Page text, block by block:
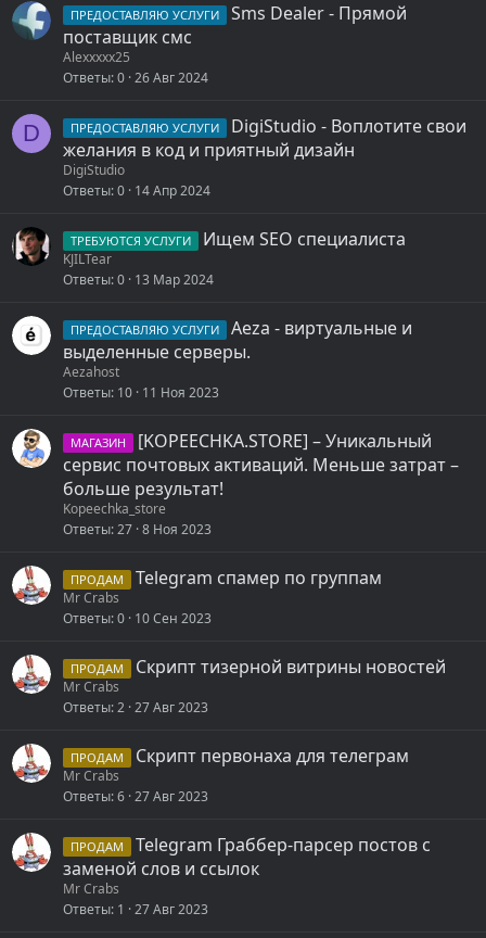
ПРЕДОСТАВЛЯЮ УСЛУГИ
Sms Dealer - Прямой
поставщик смс
Alexxxxx25
Ответы 0 26 Авг 2024
D ПРЕДОСТАВЛЯЮ УСЛУГИ
DigiStudio - Воплотите свои
желания в код и приятный дизайн
DigiStudio
Ответы 0 14 Апр 2024
ТРЕБУЮТСЯ УСЛУГИ Ищем SEO специалиста
KJILTear
Ответы 0 13 Мар 2024
ПРЕДОСТАВЛЯЮ УСЛУГИ
Aeza - виртуальные и
выделенные серверы.
Aezahost
Ответы 10 11 Ноя 2023
МАГАЗИН
[KOPEECHKA.STORE] – Уникальный
сервис почтовых активаций. Меньше затрат –
больше результат!
Kopeechka_store
Ответы 27 8 Ноя 2023
ПРОДАМ Telegram спамер по группам
Mr Crabs
Ответы 0 10 Сен 2023
ПРОДАМ Скрипт тизерной витрины новостей
Mr Crabs
Ответы 2 27 Авг 2023
ПРОДАМ Скрипт первонаха для телеграм
Mr Crabs
Ответы 6 27 Авг 2023
ПРОДАМ
Telegram Граббер-парсер постов с
заменой слов и ссылок
Mr Crabs
Ответы 1 27 Авг 2023